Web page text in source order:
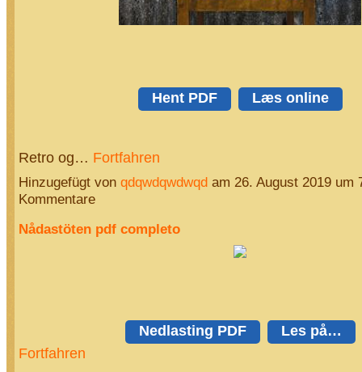
Hent PDF Læs online
Retro og… Fortfahren
Hinzugefügt von qdqwdqwdwqdam 26. August 2019 um
Kommentare
Nådastöten pdf completo
Nedlasting PDF
Les på…
Fortfahren